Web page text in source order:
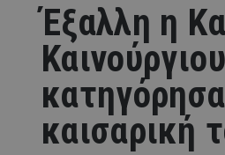
Έξαλλη η
καισαρική